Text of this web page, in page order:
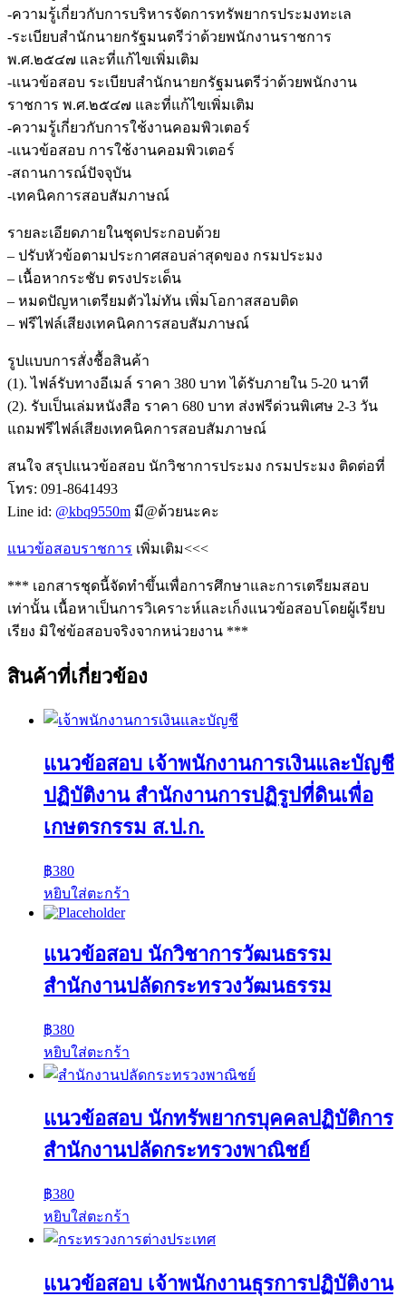
-ความรู้เกี่ยวกับการบริหารจัดการทรัพยากรประมงทะเล
-ระเบียบสำนักนายกรัฐมนตรีว่าด้วยพนักงานราชการ
พ.ศ.๒๕๔๗ และที่แก้ไขเพิ่มเติม
-แนวข้อสอบ ระเบียบสำนักนายกรัฐมนตรีว่าด้วยพนักงาน
ราชการ พ.ศ.๒๕๔๗ และที่แก้ไขเพิ่มเติม
-ความรู้เกี่ยวกับการใช้งานคอมพิวเตอร์
-แนวข้อสอบ การใช้งานคอมพิวเตอร์
-สถานการณ์ปัจจุบัน
-เทคนิคการสอบสัมภาษณ์
รายละเอียดภายในชุดประกอบด้วย
– ปรับหัวข้อตามประกาศสอบล่าสุดของ กรมประมง
– เนื้อหากระชับ ตรงประเด็น
– หมดปัญหาเตรียมตัวไม่ทัน เพิ่มโอกาสสอบติด
– ฟรีไฟล์เสียงเทคนิคการสอบสัมภาษณ์
รูปแบบการสั่งชื้อสินค้า
(1). ไฟล์รับทางอีเมล์ ราคา 380 บาท ได้รับภายใน 5-20 นาที
(2). รับเป็นเล่มหนังสือ ราคา 680 บาท ส่งฟรีด่วนพิเศษ 2-3 วัน
แถมฟรีไฟล์เสียงเทคนิคการสอบสัมภาษณ์
สนใจ สรุปแนวข้อสอบ นักวิชาการประมง กรมประมง ติดต่อที่
โทร: 091-8641493
Line id: @kbq9550m มี@ด้วยนะคะ
แนวข้อสอบราชการ เพิ่มเติม<<<
*** เอกสารชุดนี้จัดทำขึ้นเพื่อการศึกษาและการเตรียมสอบ
เท่านั้น เนื้อหาเป็นการวิเคราะห์และเก็งแนวข้อสอบโดยผู้เรียบ
เรียง มิใช่ข้อสอบจริงจากหน่วยงาน ***
สินค้าที่เกี่ยวข้อง
แนวข้อสอบ เจ้าพนักงานการเงินและบัญชี
ปฏิบัติงาน สำนักงานการปฏิรูปที่ดินเพื่อ
เกษตรกรรม ส.ป.ก.
฿380
หยิบใส่ตะกร้า
แนวข้อสอบ นักวิชาการวัฒนธรรม
สำนักงานปลัดกระทรวงวัฒนธรรม
฿380
หยิบใส่ตะกร้า
แนวข้อสอบ นักทรัพยากรบุคคลปฏิบัติการ
สำนักงานปลัดกระทรวงพาณิชย์
฿380
หยิบใส่ตะกร้า
แนวข้อสอบ เจ้าพนักงานธุรการปฏิบัติงาน